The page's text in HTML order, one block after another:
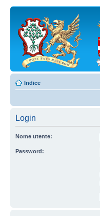
Indice
Login
Nome utente:
Password: